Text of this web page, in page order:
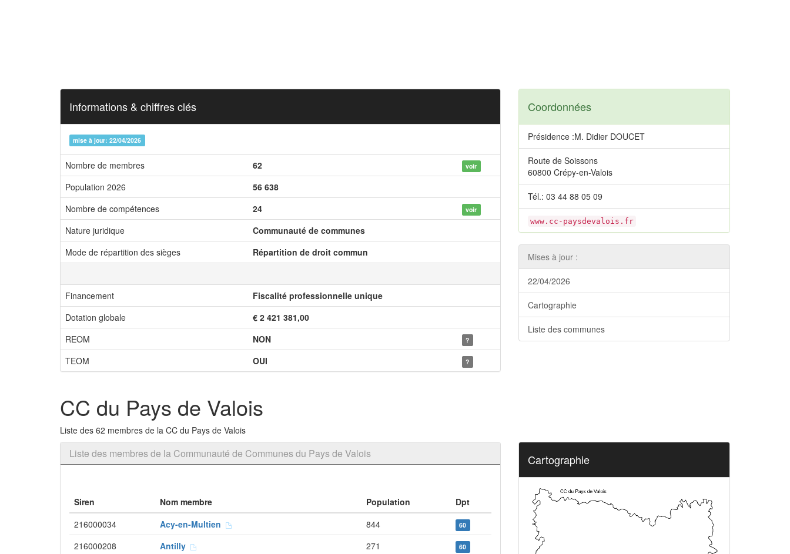
Informations & chiffres clés
mise à jour: 22/04/2026
Nombre de membres 62 voir
Population 2026
56 638
Nombre de compétences
24 voir
Nature juridique
Communauté de communes
Mode de répartition des sièges
Répartition de droit commun
Financement
Fiscalité professionnelle unique
Dotation globale
€ 2 421 381,00
REOM
NON ?
TEOM OUI ?
Coordonnées
Présidence :M. Didier DOUCET
Route de Soissons
60800 Crépy-en-Valois
Tél.: 03 44 88 05 09
www.cc-paysdevalois.fr
Mises à jour :
22/04/2026
Cartographie
Liste des communes
CC du Pays de Valois
Liste des 62 membres de la CC du Pays de Valois
Liste des membres de la Communauté de Communes du Pays de Valois
Siren Nom membre Population
Dpt
216000034
Acy-en-Multien 844 60
216000208 Antilly 271 60
Cartographie